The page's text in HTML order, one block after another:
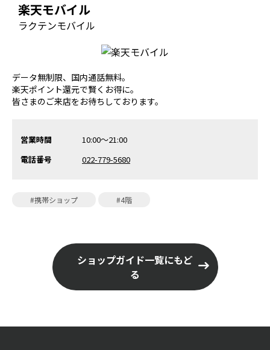
楽天モバイル
ラクテンモバイル
データ無制限、国内通話無料。
楽天ポイント還元で賢くお得に。
皆さまのご来店をお待ちしております。
営業時間
10:00～21:00
電話番号
022-779-5680
#携帯ショップ #4階
ショップガイド一覧にもど
る